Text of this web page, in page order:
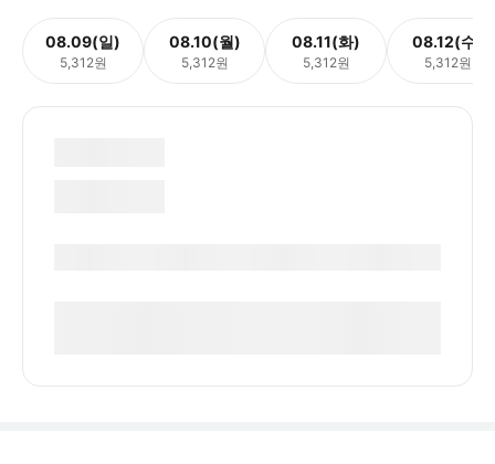
08.09(일)
5,312원
08.10(월)
5,312원
08.11(화)
5,312원
08.12(수)
5,312원